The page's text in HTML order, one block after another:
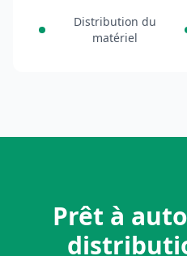
Distribution du
matériel
Prêt à